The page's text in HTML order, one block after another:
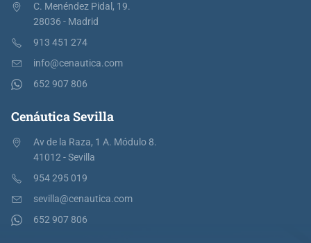
C. Menéndez Pidal, 19.
28036 - Madrid
913 451 274
info@cenautica.com
652 907 806
Cenáutica Sevilla
Av de la Raza, 1 A. Módulo 8.
41012 - Sevilla
954 295 019
sevilla@cenautica.com
652 907 806